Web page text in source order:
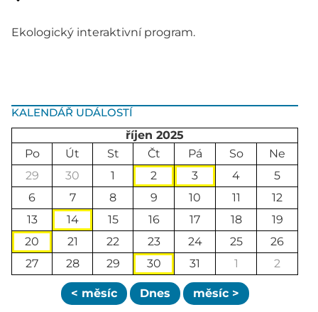
KALENDÁŘ UDÁLOSTÍ
říjen 2025
Po
Út St Čt Pá So
Ne
29
30 1 2 3 4
5
6
7 8 9 10 11
12
13
14 15 16 17 18
19
20
21 22 23 24 25
26
27
28 29 30 31 1 2
< měsíc Dnes měsíc >
Ekologický interaktivní program.